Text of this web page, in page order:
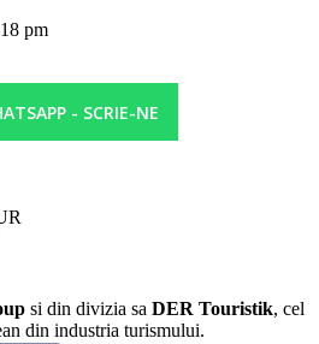
pm
- SCRIE-NE
si din divizia sa DER Touristik, cel
din industria turismului.